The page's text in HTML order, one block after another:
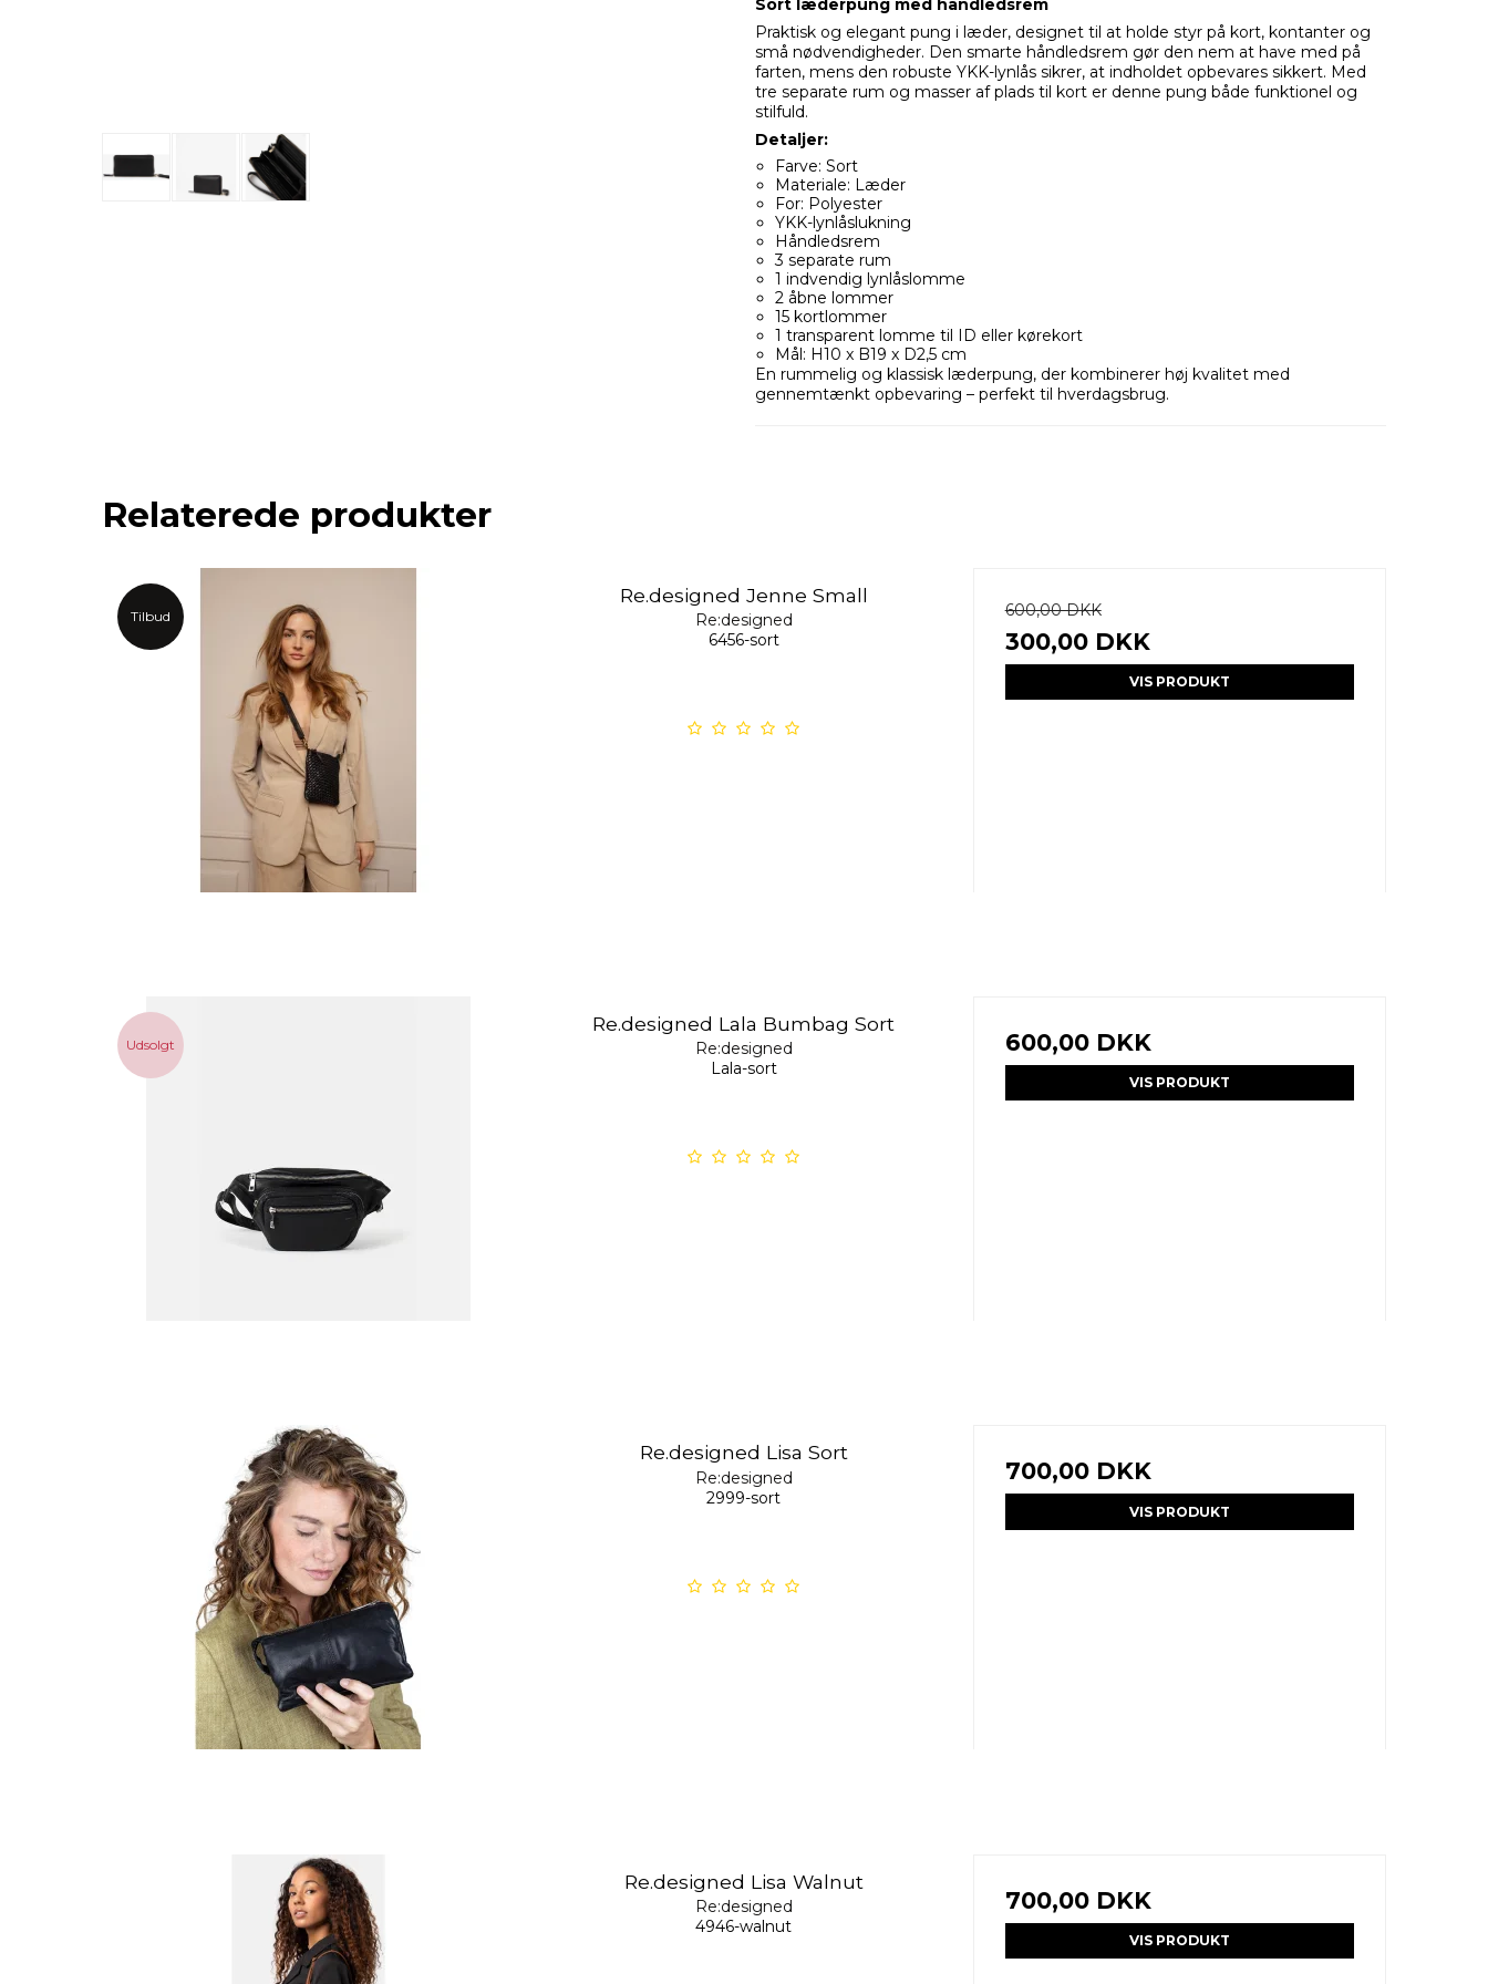
Sort læderpung med håndledsrem
Praktisk og elegant pung i læder, designet til at holde styr på kort, kontanter og
små nødvendigheder. Den smarte håndledsrem gør den nem at have med på
farten, mens den robuste YKK-lynlås sikrer, at indholdet opbevares sikkert. Med
tre separate rum og masser af plads til kort er denne pung både funktionel og
stilfuld.
Detaljer:
Farve: Sort
Materiale: Læder
For: Polyester
YKK-lynlåslukning
Håndledsrem
3 separate rum
1 indvendig lynlåslomme
2 åbne lommer
15 kortlommer
1 transparent lomme til ID eller kørekort
Mål: H10 x B19 x D2,5 cm
En rummelig og klassisk læderpung, der kombinerer høj kvalitet med
gennemtænkt opbevaring – perfekt til hverdagsbrug.
Relaterede produkter
Tilbud
Re.designed Jenne Small
Re:designed
6456-sort
600,00 DKK
300,00 DKK
VIS PRODUKT
Udsolgt
Re.designed Lala Bumbag Sort
Re:designed
Lala-sort
600,00 DKK
VIS PRODUKT
Re.designed Lisa Sort
Re:designed
2999-sort
700,00 DKK
VIS PRODUKT
Re.designed Lisa Walnut
Re:designed
4946-walnut
700,00 DKK
VIS PRODUKT